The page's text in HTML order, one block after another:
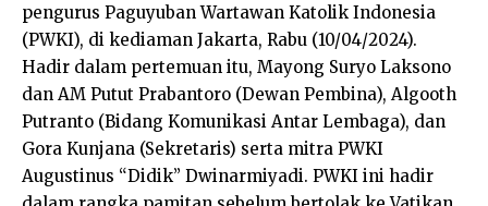
pengurus Paguyuban Wartawan Katolik Indonesia
(PWKI), di kediaman Jakarta, Rabu (10/04/2024).
Hadir dalam pertemuan itu, Mayong Suryo Laksono
dan AM Putut Prabantoro (Dewan Pembina), Algooth
Putranto (Bidang Komunikasi Antar Lembaga), dan
Gora Kunjana (Sekretaris) serta mitra PWKI
Augustinus “Didik” Dwinarmiyadi. PWKI ini hadir